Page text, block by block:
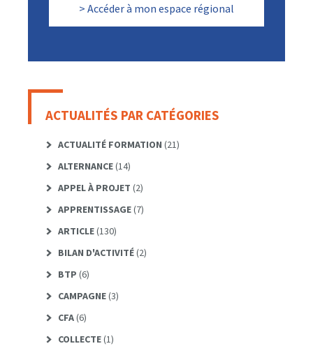
> Accéder à mon espace régional
ACTUALITÉS PAR CATÉGORIES
ACTUALITÉ FORMATION (21)
ALTERNANCE(14)
APPEL À PROJET (2)
APPRENTISSAGE(7)
ARTICLE(130)
BILAN D'ACTIVITÉ(2)
BTP (6)
CAMPAGNE(3)
CFA(6)
COLLECTE(1)